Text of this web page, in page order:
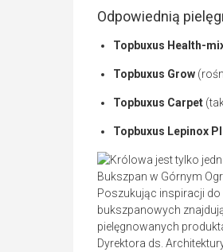
Odpowiednią
Topbuxus Health-
Topbuxus Grow
Topbuxus Carpet
Topbuxus Lepinox
Bukszpan w Górnym
Poszukując inspiracji
bukszpanowych
pielęgnowanych
Dyrektora ds.